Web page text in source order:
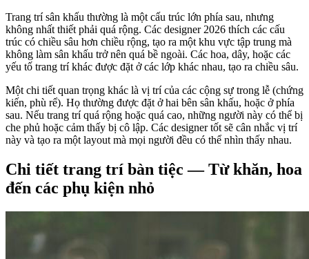
Trang trí sân khấu thường là một cấu trúc lớn phía sau, nhưng
không nhất thiết phải quá rộng. Các designer 2026 thích các cấu
trúc có chiều sâu hơn chiều rộng, tạo ra một khu vực tập trung mà
không làm sân khấu trở nên quá bề ngoài. Các hoa, dây, hoặc các
yếu tố trang trí khác được đặt ở các lớp khác nhau, tạo ra chiều sâu.
Một chi tiết quan trọng khác là vị trí của các cộng sự trong lễ (chứng
kiến, phù rể). Họ thường được đặt ở hai bên sân khấu, hoặc ở phía
sau. Nếu trang trí quá rộng hoặc quá cao, những người này có thể bị
che phủ hoặc cảm thấy bị cô lập. Các designer tốt sẽ cân nhắc vị trí
này và tạo ra một layout mà mọi người đều có thể nhìn thấy nhau.
Chi tiết trang trí bàn tiệc — Từ khăn, hoa
đến các phụ kiện nhỏ